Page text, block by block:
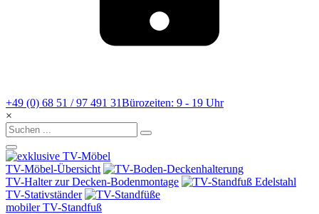
+49 (0) 68 51 / 97 491 31Bürozeiten: 9 - 19 Uhr
×
TV-Möbel-Übersicht
TV-Halter zur Decken-Bodenmontage
TV-Stativständer
mobiler TV-Standfuß